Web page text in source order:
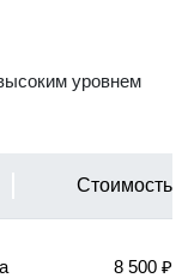
уровнем
Стоимость
8 500 ₽